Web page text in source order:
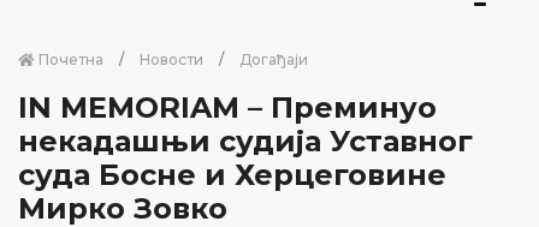
Почетна Новости Догађаји
IN MEMORIAM – Преминуо
некадашњи судија Уставног
суда Босне и Херцеговине
Мирко Зовко